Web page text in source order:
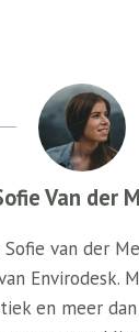
Van der
van der
Envirodesk.
en meer